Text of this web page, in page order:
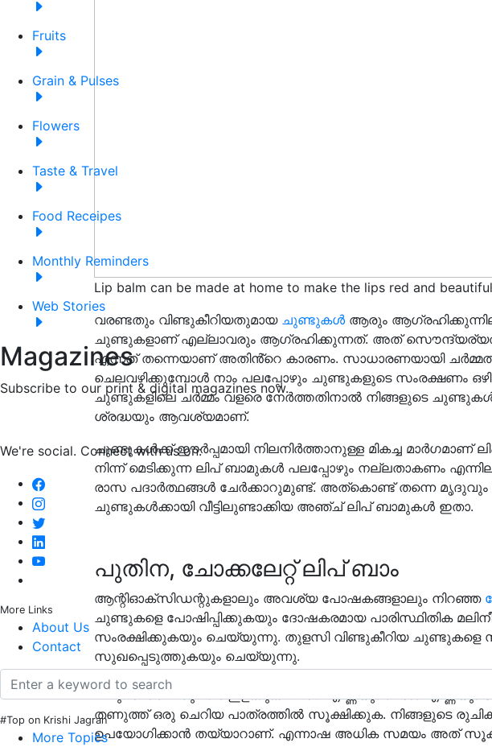
Fruits
Grain & Pulses
Flowers
Taste & Travel
Food Receipes
Monthly Reminders
Web Stories
Magazines
Subscribe to our print & digital magazines now.
We're social. Connect with us on:
More Links
About Us
Contact
#Top on Krishi Jagran
More Topics
Lip balm can be made at home to make the lips red and beautiful
വരണ്ടതും വിണ്ടുകീറിയതുമായ ചുണ്ടുകൾ ആരും
ചുണ്ടുകളാണ് എല്ലാവരും ആഗ്രഹിക്കുന്നത്. അത്
എന്നത് തന്നെയാണ് അതിൻ്റെ കാരണം. സാധാരണയായി
ചെലവഴിക്കുമ്പോൾ നാം പലപ്പോഴും ചുണ്ടുകളുടെ സംരക്ഷണം
ചുണ്ടുകളിലെ ചർമ്മം വളരെ നേർത്തതിനാൽ നിങ്ങളുടെ
ശ്രദ്ധയും ആവശ്യമാണ്.
ചുണ്ടുകൾക്ക് ഈർപ്പമായി നിലനിർത്താനുള്ള മികച്ച മാർഗമാണ്
നിന്ന് മെടിക്കുന്ന ലിപ് ബാമുകൾ പലപ്പോഴും നല്ലതാകണം
രാസ പദാർത്ഥങ്ങൾ ചേർക്കാറുമുണ്ട്. അത്കൊണ്ട് തന്നെ മൃദുവും
ചുണ്ടുകൾക്കായി വീട്ടിലുണ്ടാക്കിയ അഞ്ച് ലിപ് ബാമുകൾ ഇതാ.
പുതിന, ചോക്കലേറ്റ് ലിപ് ബാം
ആന്റിഓക്‌സിഡന്റുകളാലും അവശ്യ പോഷകങ്ങളാലും നിറഞ്ഞ
ചുണ്ടുകളെ പോഷിപ്പിക്കുകയും ദോഷകരമായ പാരിസ്ഥിതിക
സംരക്ഷിക്കുകയും ചെയ്യുന്നു. തുളസി വിണ്ടുകീറിയ
സുഖപ്പെടുത്തുകയും ചെയ്യുന്നു.
തേനീച്ചയുടെ വെളുത്ത മെഴുക് ഉരുക്കുക. അതിലേക്ക്
മിനുസമാർന്നതുവരെ ഇളക്കുക. മിൻ്റ് എണ്ണയും ബദാം എണ്ണയും
തണുത്ത് ഒരു ചെറിയ പാത്രത്തിൽ സൂക്ഷിക്കുക. നിങ്ങളുടെ
ഉപയോഗിക്കാൻ തയ്യാറാണ്. എന്നാഷ അധിക സമയം അത്